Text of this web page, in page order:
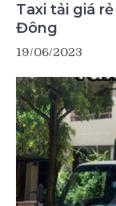
Taxi tải giá
Đông
19/06/2023